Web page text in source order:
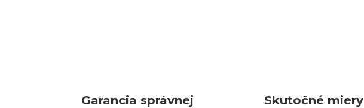
Garancia správnej
Skutočné miery